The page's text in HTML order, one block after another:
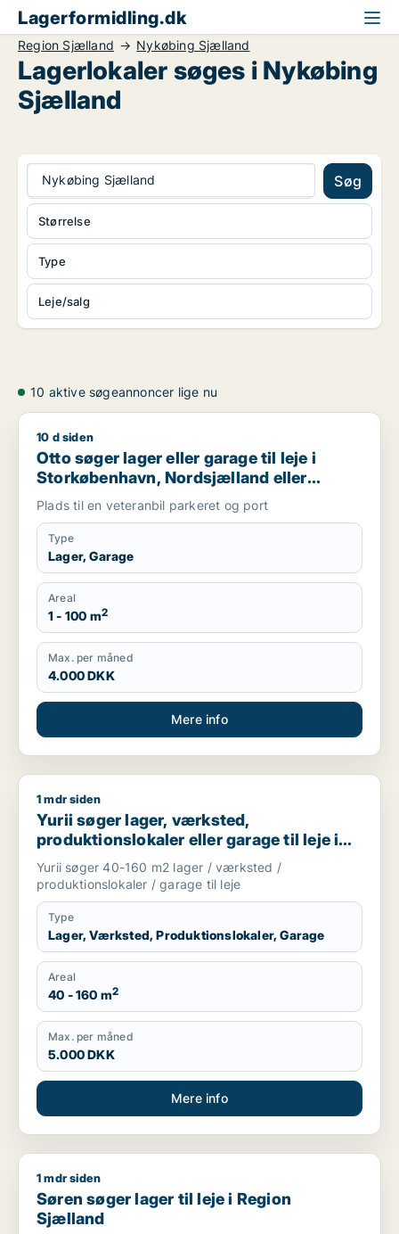
Lagerformidling.dk
Region Sjælland Nykøbing Sjælland
Lagerlokaler søges i Nykøbing
Sjælland
Nykøbing Sjælland Søg
Type
Leje/salg
Størrelse
10 aktive søgeannoncer lige nu
Otto søger lager eller garage til leje i Storkøbenhavn,
10 d siden
Otto søger lager eller garage til leje i
Storkøbenhavn, Nordsjælland eller
Region Sjælland
Plads til en veteranbil parkeret og port
Type
Lager, Garage
Areal
1 - 100 m2
Max. per måned
4.000 DKK
Mere info
Yurii søger lager, værksted, produktionslokaler eller garage
1 mdr siden
Yurii søger lager, værksted,
produktionslokaler eller garage til leje i
Region Sjælland
Yurii søger 40-160 m2 lager / værksted /
produktionslokaler / garage til leje
Type
Lager, Værksted, Produktionslokaler, Garage
Areal
40 - 160 m2
Max. per måned
5.000 DKK
Mere info
Søren søger lager til leje i Region Sjælland
1 mdr siden
Søren søger lager til leje i Region
Sjælland